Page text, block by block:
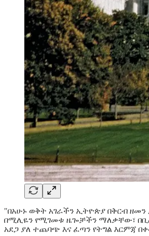
"በአሁኑ ወቅት አገራችን ኢትዮጵያ በቅርብ
በሚሊዬን የሚገመቱ ዜጐቻችን ማለቃቸው፣
አደጋ ያለ ተጨባጭ እና ፈጣን የትግል እርምጃ